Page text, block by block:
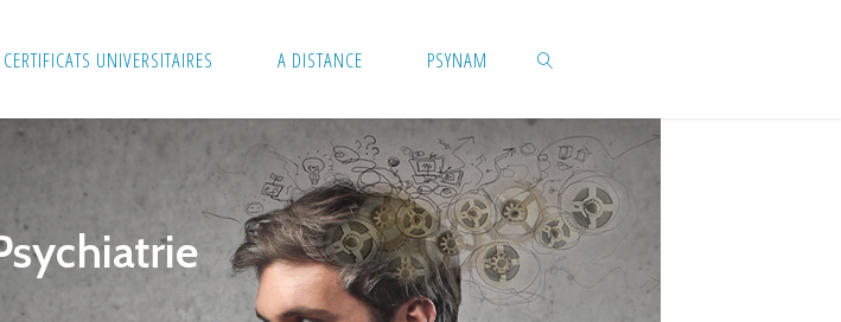
CERTIFICATS UNIVERSITAIRES A DISTANCE PSYNAM
SEARCH